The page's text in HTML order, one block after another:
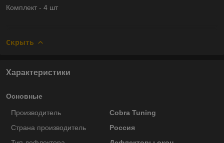
Комплект - 4 шт
Скрыть
Характеристики
Основные
Производитель
Cobra Tuning
Страна производитель
Россия